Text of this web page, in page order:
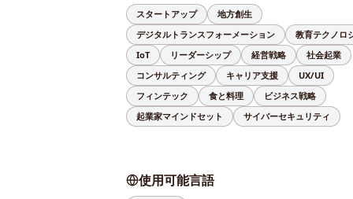
スタートアップ
地方創生
デジタルトランスフォーメーション
教育テクノロ
IoT
リーダーシップ 経営戦略
社会起業
コンサルティング
キャリア支援
UX/UI
フィンテック
食と料理
ビジネス戦略
起業家マインドセット
サイバーセキュリティ
使用可能言語